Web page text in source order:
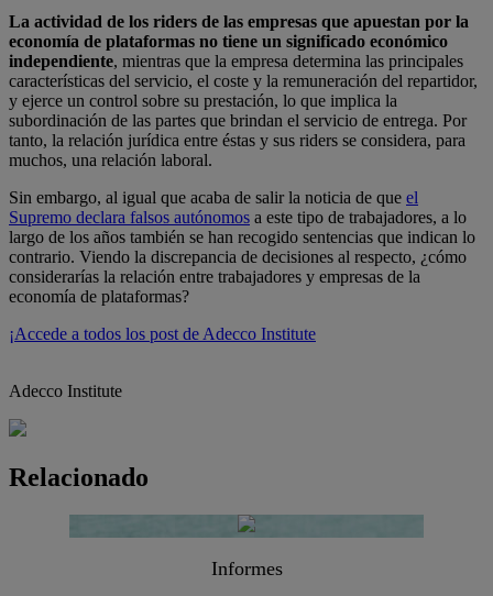
La actividad de los riders de las empresas que apuestan por la
economía de plataformas no tiene un significado económico
independiente, mientras que la empresa determina las principales
características del servicio, el coste y la remuneración del repartidor,
y ejerce un control sobre su prestación, lo que implica la
subordinación de las partes que brindan el servicio de entrega. Por
tanto, la relación jurídica entre éstas y sus riders se considera, para
muchos, una relación laboral.
Sin embargo, al igual que acaba de salir la noticia de que el
Supremo declara falsos autónomos a este tipo de trabajadores, a lo
largo de los años también se han recogido sentencias que indican lo
contrario. Viendo la discrepancia de decisiones al respecto, ¿cómo
considerarías la relación entre trabajadores y empresas de la
economía de plataformas?
¡Accede a todos los post de Adecco Institute
Adecco Institute
Relacionado
Informes